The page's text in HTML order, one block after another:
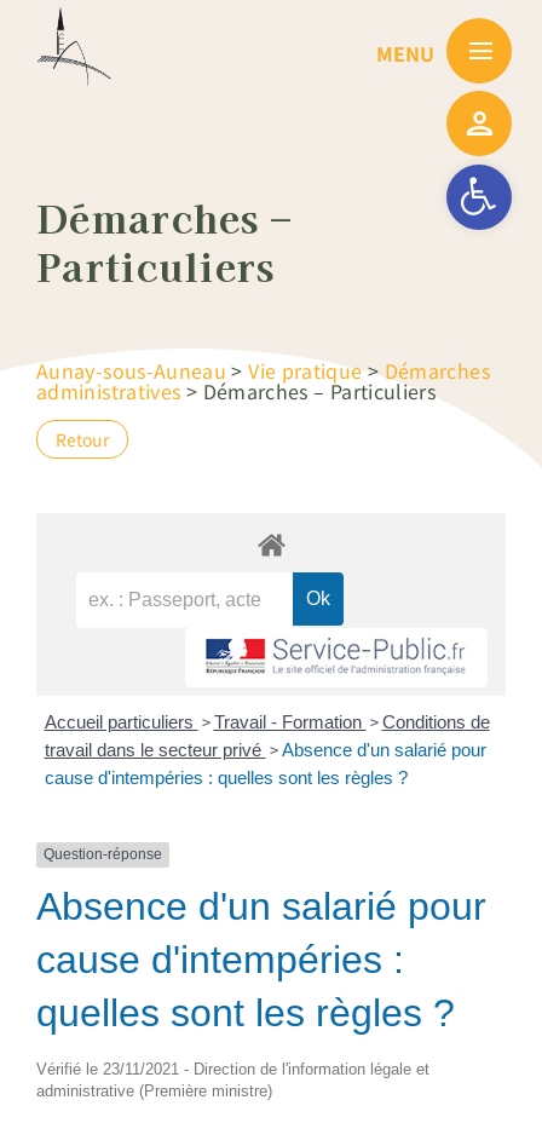
Ouvrir la
Démarches –
Particuliers
Aunay-sous-Auneau >Vie pratique>Démarches
administratives > Démarches – Particuliers
Retour
Accueil particuliers > Travail - Formation > Conditions de
travail dans le secteur privé > Absence d'un salarié pour
cause d'intempéries : quelles sont les règles ?
Question-réponse
Absence d'un salarié pour
cause d'intempéries :
quelles sont les règles ?
Vérifié le 23/11/2021 - Direction de l'information légale et
administrative (Première ministre)